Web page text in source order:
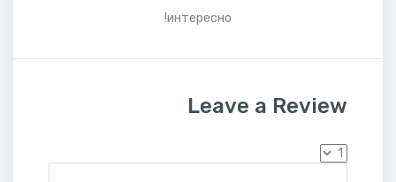
интересно!
Leave a Review